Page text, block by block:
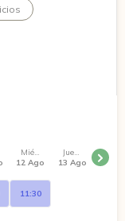
Miércoles
12 Ago
11:30
Jueves
13 Ago